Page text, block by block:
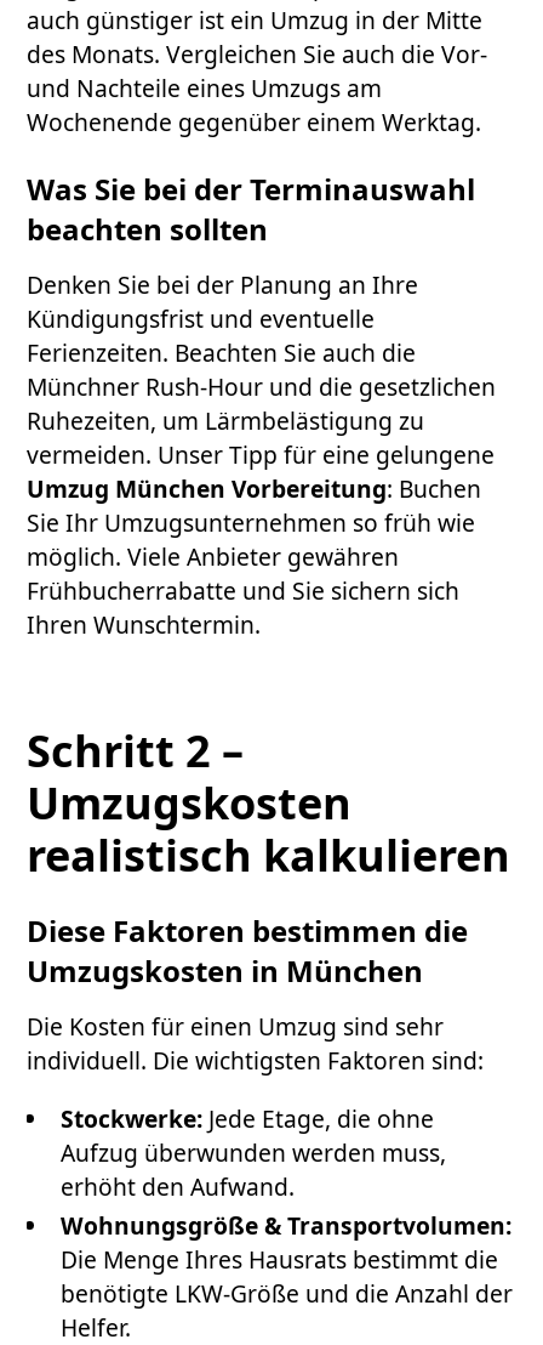
auch günstiger ist ein Umzug in der Mitte
des Monats. Vergleichen Sie auch die Vor-
und Nachteile eines Umzugs am
Wochenende gegenüber einem Werktag.
Was Sie bei der Terminauswahl
beachten sollten
Denken Sie bei der Planung an Ihre
Kündigungsfrist und eventuelle
Ferienzeiten. Beachten Sie auch die
Münchner Rush-Hour und die gesetzlichen
Ruhezeiten, um Lärmbelästigung zu
vermeiden. Unser Tipp für eine gelungene
Umzug München Vorbereitung: Buchen
Sie Ihr Umzugsunternehmen so früh wie
möglich. Viele Anbieter gewähren
Frühbucherrabatte und Sie sichern sich
Ihren Wunschtermin.
Schritt 2 –
Umzugskosten
realistisch kalkulieren
Diese Faktoren bestimmen die
Umzugskosten in München
Die Kosten für einen Umzug sind sehr
individuell. Die wichtigsten Faktoren sind:
Stockwerke: Jede Etage, die ohne
Aufzug überwunden werden muss,
erhöht den Aufwand.
Wohnungsgröße & Transportvolumen:
Die Menge Ihres Hausrats bestimmt die
benötigte LKW-Größe und die Anzahl der
Helfer.